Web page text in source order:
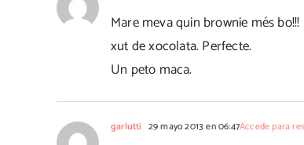
Mare meva quin brownie més
xut de xocolata. Perfecte.
Un peto maca.
garlutti 29 mayo 2013 en 06:47Accede para